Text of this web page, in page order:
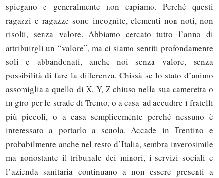
spiegano e generalmente non capiamo. Perché questi
ragazzi e ragazze sono incognite, elementi non noti, non
risolti, senza valore. Abbiamo cercato tutto l’anno di
attribuirgli un “valore”, ma ci siamo sentiti profondamente
soli e abbandonati, anche noi senza valore, senza
possibilità di fare la differenza. Chissà se lo stato d’animo
assomiglia a quello di X, Y, Z chiuso nella sua cameretta o
in giro per le strade di Trento, o a casa ad accudire i fratelli
più piccoli, o a casa semplicemente perché nessuno è
interessato a portarlo a scuola. Accade in Trentino e
probabilmente anche nel resto d’Italia, sembra inverosimile
ma nonostante il tribunale dei minori, i servizi sociali e
l’azienda sanitaria continuano a non essere presenti a